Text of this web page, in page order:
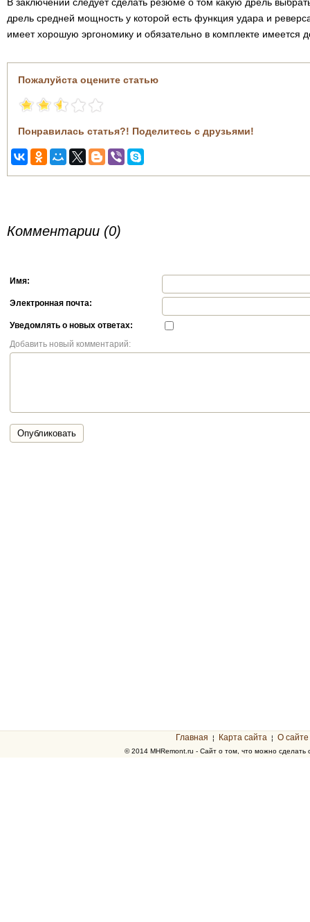
дрель средней мощность у которой есть функция удара и
имеет хорошую эргономику и обязательно в комплекте имеется
Пожалуйста оцените статью
Понравилась статья?! Поделитесь с друзьями!
Комментарии (0)
Имя:
Электронная почта:
Уведомлять о новых ответах:
Добавить новый комментарий:
Опубликовать
Главная ¦ Карта сайта ¦ О сайте
© 2014 MHRemont.ru - Сайт о том, что можно сделать